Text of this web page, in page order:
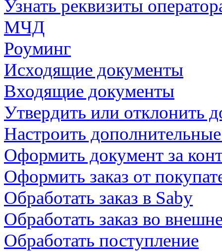
Узнать реквизиты
МЧД
Роуминг
Исходящие документы
Входящие документы
Утвердить или отклонить
Настроить
Оформить документ за
Оформить заказ от
Обработать заказ в Saby
Обработать заказ во
Обработать поступление